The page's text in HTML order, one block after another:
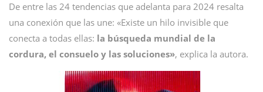
De entre las 24 tendencias que adelanta para 2024 resalta
una conexión que las une: «Existe un hilo invisible que
conecta a todas ellas: la búsqueda mundial de la
cordura, el consuelo y las soluciones», explica la autora.